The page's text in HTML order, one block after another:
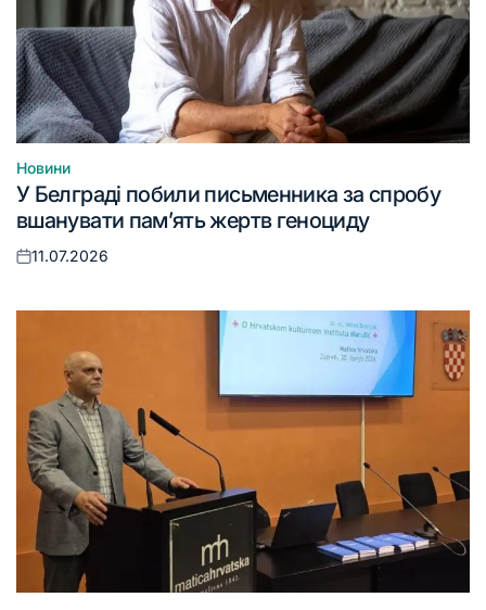
Опублікувати
у
Новини
У Белграді побили письменника за спробу
вшанувати пам’ять жертв геноциду
Оприлюднено
11.07.2026